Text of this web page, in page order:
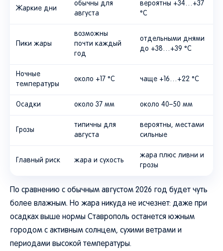
Жаркие дни
обычны для
августа
вероятны +34…+37
°C
Пики жары
возможны
почти каждый
год
отдельными днями
до +38…+39 °C
Ночные
температуры
около +17 °C чаще +16…+22 °C
Осадки около 37 мм около 40–50 мм
Грозы
типичны для
августа
вероятны, местами
сильные
Главный риск жара и сухость
жара плюс ливни и
грозы
По сравнению с обычным августом 2026 год будет чуть
более влажным. Но жара никуда не исчезнет: даже при
осадках выше нормы Ставрополь останется южным
городом с активным солнцем, сухими ветрами и
периодами высокой температуры.